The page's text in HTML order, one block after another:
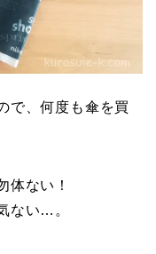
で、何度も傘を買
体ない！
ない…。